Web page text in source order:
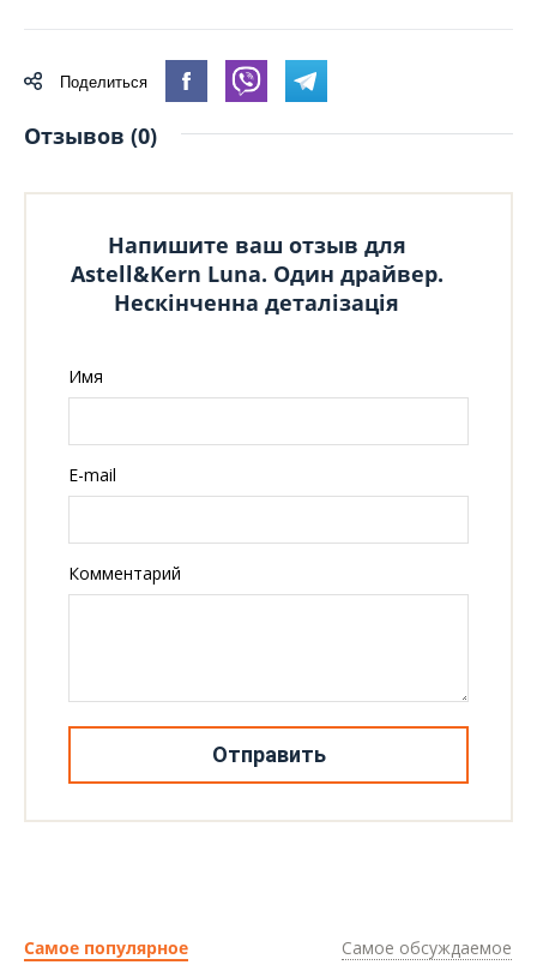
Поделиться
Отзывов (0)
Напишите ваш отзыв для
Astell&Kern Luna. Один драйвер.
Нескінченна деталізація
Имя
E-mail
Комментарий
Отправить
Самое популярное Самое обсуждаемое